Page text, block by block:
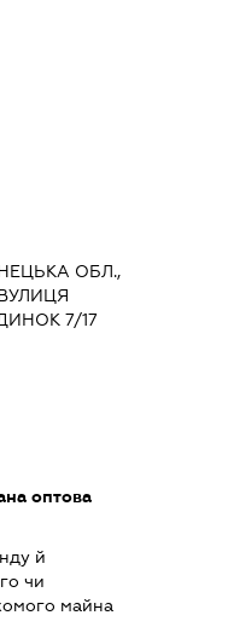
ОБЛ.,
7/17
оптова
й
чи
майна